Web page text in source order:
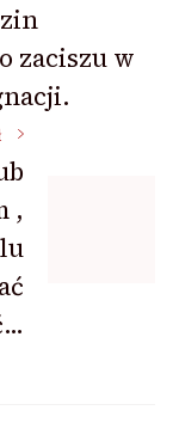
zaciszu w
,